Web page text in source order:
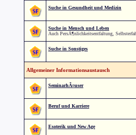
Suche in Gesundheit und Medizin
Suche in Mensch und Leben
Auch PersÃ¶nlichkeitsentfaltung,
Suche in Sonstiges
Allgemeiner Informationsaustausch
SeminarhÃ¤user
Beruf und Karriere
Esoterik und New Age